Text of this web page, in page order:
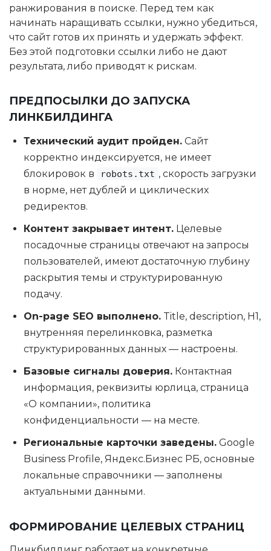
ранжирования в поиске. Перед тем как
начинать наращивать ссылки, нужно убедиться,
что сайт готов их принять и удержать эффект.
Без этой подготовки ссылки либо не дают
результата, либо приводят к рискам.
ПРЕДПОСЫЛКИ ДО ЗАПУСКА
ЛИНКБИЛДИНГА
Технический аудит пройден. Сайт
корректно индексируется, не имеет
блокировок в
robots.txt , скорость загрузки
в норме, нет дублей и циклических
редиректов.
Контент закрывает интент. Целевые
посадочные страницы отвечают на запросы
пользователей, имеют достаточную глубину
раскрытия темы и структурированную
подачу.
On-page SEO выполнено. Title, description, H1,
внутренняя перелинковка, разметка
структурированных данных — настроены.
Базовые сигналы доверия. Контактная
информация, реквизиты юрлица, страница
«О компании», политика
конфиденциальности — на месте.
Региональные карточки заведены. Google
Business Profile, Яндекс.Бизнес РБ, основные
локальные справочники — заполнены
актуальными данными.
ФОРМИРОВАНИЕ ЦЕЛЕВЫХ СТРАНИЦ